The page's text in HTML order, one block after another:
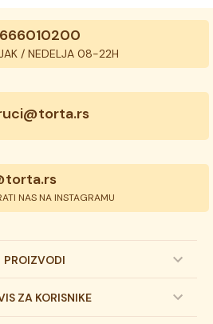
/ NEDELJA 08-22H
NAS NA INSTAGRAMU
PROIZVODI
Dečije torte
ZA KORISNIKE